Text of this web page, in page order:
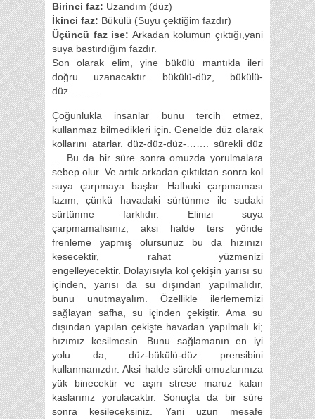
Birinci faz: Uzandım (düz)
İkinci faz: Bükülü (Suyu çektiğim fazdır)
Üçüncü faz ise: Arkadan kolumun çıktığı,yani
suya bastırdığım fazdır.
Son olarak elim, yine bükülü mantıkla ileri
doğru uzanacaktır. bükülü-düz, bükülü-
düz……….
Çoğunlukla insanlar bunu tercih etmez,
kullanmaz bilmedikleri için. Genelde düz olarak
kollarını atarlar. düz-düz-düz-……. sürekli düz
… Bu da bir süre sonra omuzda yorulmalara
sebep olur. Ve artık arkadan çıktıktan sonra kol
suya çarpmaya başlar. Halbuki çarpmaması
lazım, çünkü havadaki sürtünme ile sudaki
sürtünme farklıdır. Elinizi suya
çarpmamalısınız, aksi halde ters yönde
frenleme yapmış olursunuz bu da hızınızı
kesecektir, rahat yüzmenizi
engelleyecektir. Dolayısıyla kol çekişin yarısı su
içinden, yarısı da su dışından yapılmalıdır,
bunu unutmayalım. Özellikle ilerlememizi
sağlayan safha, su içinden çekiştir. Ama su
dışından yapılan çekişte havadan yapılmalı ki;
hızımız kesilmesin. Bunu sağlamanın en iyi
yolu da; düz-bükülü-düz prensibini
kullanmanızdır. Aksi halde sürekli omuzlarınıza
yük binecektir ve aşırı strese maruz kalan
kaslarınız yorulacaktır. Sonuçta da bir süre
sonra kesileceksiniz. Yani uzun mesafe